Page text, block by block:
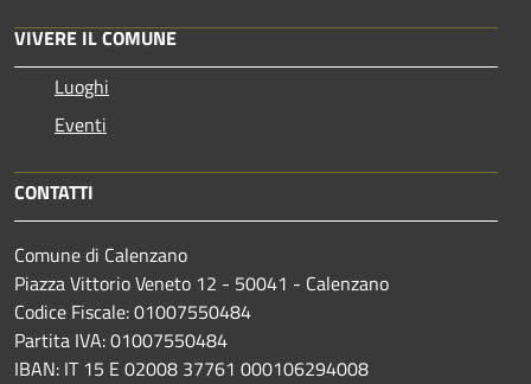
VIVERE IL COMUNE
Luoghi
Eventi
CONTATTI
Comune di Calenzano
Piazza Vittorio Veneto 12 - 50041 - Calenzano
Codice Fiscale: 01007550484
Partita IVA: 01007550484
IBAN: IT 15 E 02008 37761 000106294008